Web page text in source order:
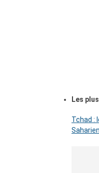
Les
Tchad :